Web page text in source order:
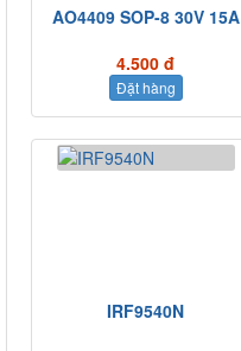
AO4409 SOP-8 30V 15A
4.500 đ
Đặt hàng
IRF9540N